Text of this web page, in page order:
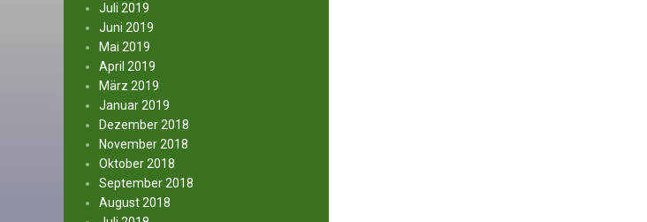
Juli 2019
Juni 2019
Mai 2019
April 2019
März 2019
Januar 2019
Dezember 2018
November 2018
Oktober 2018
September 2018
August 2018